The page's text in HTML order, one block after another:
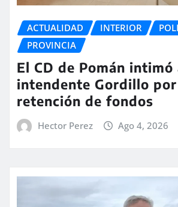
ACTUALIDAD INTERIOR
PROVINCIA
El CD de Pomán intimó
intendente Gordillo
retención de fondos
Hector Perez Ago 4, 2026